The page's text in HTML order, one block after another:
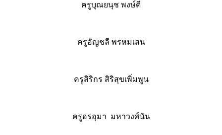
ครูบุณยนุช พงษ์ดี
ครูอัญชลี พรหมเสน
ครูสิริกร สิริสุขเพิ่มพูน
ครูอรอุมา มหาวงศ์นัน